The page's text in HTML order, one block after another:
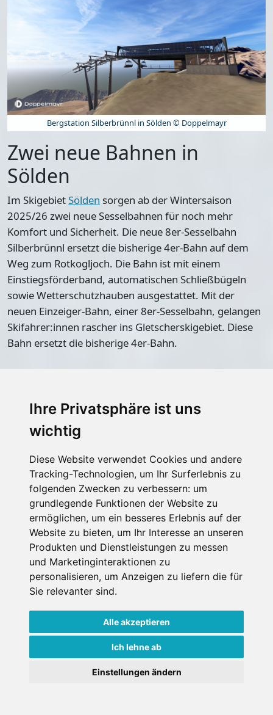
Ihre Privatsphäre ist uns
wichtig
Diese Website verwendet Cookies und andere
Tracking-Technologien, um Ihr Surferlebnis zu
folgenden Zwecken zu verbessern: um
grundlegende Funktionen der Website zu
ermöglichen, um ein besseres Erlebnis auf der
Website zu bieten, um Ihr Interesse an unseren
Produkten und Dienstleistungen zu messen
und Marketinginteraktionen zu
personalisieren, um Anzeigen zu liefern die für
Sie relevanter sind.
Alle akzeptieren
Ich lehne ab
Einstellungen ändern
Bergstation Silberbrünnl in Sölden © Doppelmayr
Zwei neue Bahnen in
Sölden
Im SkigebietSölden sorgen ab der Wintersaison
2025/26 zwei neue Sesselbahnen für noch mehr
Komfort und Sicherheit. Die neue 8er-Sesselbahn
Silberbrünnl ersetzt die bisherige 4er-Bahn auf dem
Weg zum Rotkogljoch. Die Bahn ist mit einem
Einstiegsförderband, automatischen Schließbügeln
sowie Wetterschutzhauben ausgestattet. Mit der
neuen Einzeiger-Bahn, einer 8er-Sesselbahn, gelangen
Skifahrer:innen rascher ins Gletscherskigebiet. Diese
Bahn ersetzt die bisherige 4er-Bahn.
Pistenplan mit der neuen Sektion Obere Kar © Berbahnen Berwang
Neue 10er-Gondelbahn
in Berwang
Berwang ersetzt ab Dezember 2025
der zweite Teil der 10er-Gondelbahn Obere